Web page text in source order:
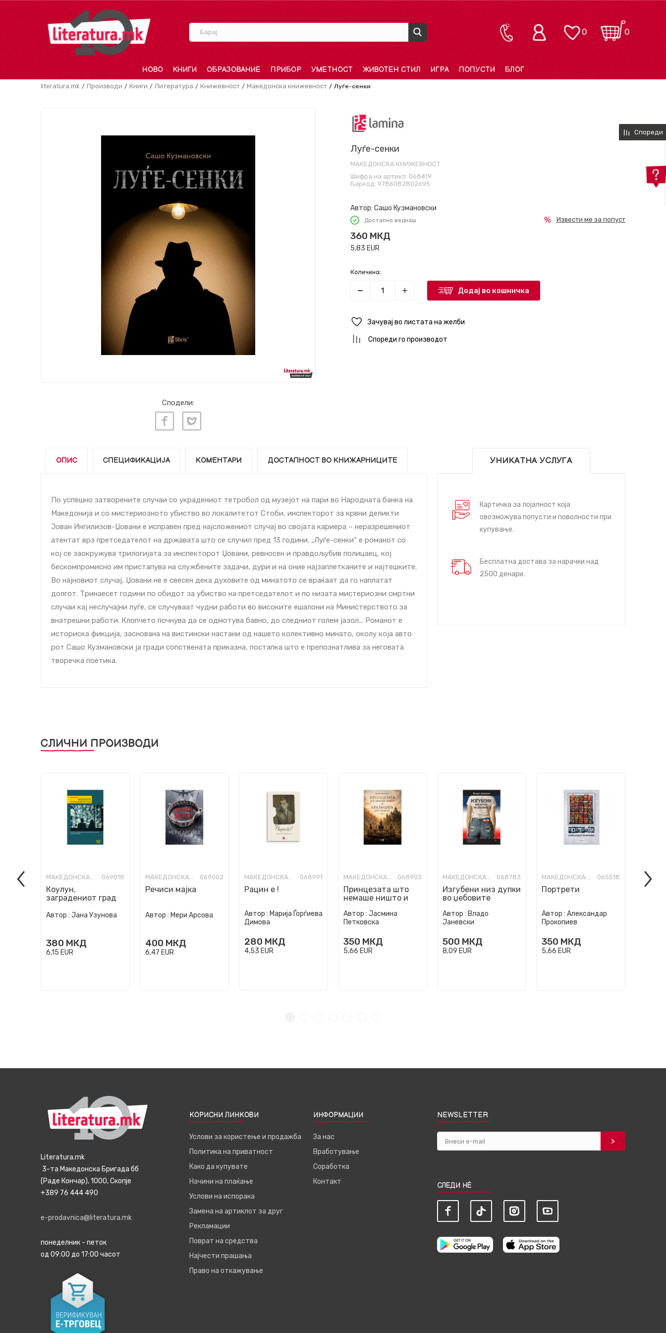
Барај 0
0
НОВО КНИГИ ОБРАЗОВАНИЕ ПРИБОР УМЕТНОСТ ЖИВОТЕН СТИЛ ИГРА ПОПУСТИ БЛОГ
literatura.mk Производи Книги Литература Книжевност Македонска книжевност Луѓе-сенки
Сподели:
Луѓе-сенки
МАКЕДОНСКА КНИЖЕВНОСТ
Шифра на артикл: 068419
Баркод: 9786082802695
Автор: Сашо Кузмановски
Достапно веднаш
360 МКД
5,83 EUR
Извести ме за попуст
Количина:
Додај во кошничка
Зачувај во листата на желби
Спореди го производот
ОПИС СПЕЦИФИКАЦИЈА КОМЕНТАРИ ДОСТАПНОСТ ВО КНИЖАРНИЦИТЕ
По успешно затворените случаи со украдениот тетробол од музејот на пари во Народната банка на
Македонија и со мистериозното убиство во локалитетот Стоби, инспекторот за крвни деликти
Јован Ингилизов-Џовани е исправен пред најсложениот случај во својата кариера – неразрешениот
атентат врз претседателот на државата што се случил пред 13 години. „Луѓе-сенки“ е романот со
кој се заокружува трилогијата за инспекторот Џовани, ревносен и правдољубив полицаец, кој
бескомпромисно им пристапува на службените задачи, дури и на оние најзаплетканите и најтешките.
Во најновиот случај, Џовани не е свесен дека духовите од минатото се враќаат да го наплатат
долгот. Тринаесет години по обидот за убиство на претседателот и по низата мистериозни смртни
случаи кај неслучајни луѓе, се случуваат чудни работи во високите ешалони на Министерството за
внатрешни работи. Клопчето почнува да се одмотува бавно, до следниот голем јазол... Романот е
историска фикција, заснована на вистински настани од нашето колективно минато, околу која авто
рот Сашо Кузмановски ја гради сопствената приказна, постапка што е препознатлива за неговата
творечка поетика.
УНИКАТНА УСЛУГА
Картичка за лојалност која
овозможува попусти и поволности при
купување.
Бесплатна достава за нарачки над
2500 денари.
СЛИЧНИ ПРОИЗВОДИ
МАКЕДОНСКА КНИЖЕВНОСТ 069018
Коулун,
заградениот град
Автор : Јана Узунова
380 МКД
6,15 EUR
МАКЕДОНСКА КНИЖЕВНОСТ 069002
Речиси мајка
Автор : Мери Арсова
400 МКД
6,47 EUR
МАКЕДОНСКА КНИЖЕВНОСТ 068991
Рацин е !
Автор : Марија Ѓорѓиева
Димова
280 МКД
4,53 EUR
МАКЕДОНСКА КНИЖЕВНОСТ 068903
Принцезата што
немаше ништо и
даде се
Автор : Јасмина
Петковска
350 МКД
5,66 EUR
МАКЕДОНСКА КНИЖЕВНОСТ 068783
Изгубени низ дупки
во џебовите
Автор : Владо
Јаневски
500 МКД
8,09 EUR
МАКЕДОНСКА КНИЖЕВНОСТ 065518
Портрети
Автор : Александар
Прокопиев
350 МКД
5,66 EUR
Спореди
Literatura.mk
3-та Македонска Бригада бб
(Раде Кончар), 1000, Скопје
+389 76 444 490
e-prodavnica@literatura.mk
понеделник - петок
од 09:00 до 17:00 часот
КОРИСНИ ЛИНКОВИ
Услови за користење и продажба
Политика на приватност
Како да купувате
Начини на плаќање
Услови на испорака
Замена на артиклот за друг
Рекламации
Поврат на средства
Најчести прашања
Право на откажување
ИНФОРМАЦИИ
За нас
Вработување
Соработка
Контакт
NEWSLETTER
СЛЕДИ НЀ